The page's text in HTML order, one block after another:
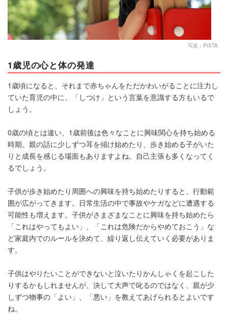
写真：PIXTA
1歳児の心と体の発達
1歳頃になると、それまで赤ちゃんをただかわいがることに注力し
ていた育児の中に、「しつけ」という言葉を意識する方もいるで
しょう。
0歳の頃とは違い、1歳前後は色々なことに興味関心を持ち始める
時期。親の話に少しずつ耳を傾け始めたり、歩き始める子がいた
りと成長を感じる場面もありますよね。自己主張も多くなってく
るでしょう。
子供が歩き始めたり周囲への興味を持ち始めたりすると、行動範
囲が広がってきます。日常生活の中で事故やケガなどに遭遇する
可能性も増えます。子供がさまざまなことに興味を持ち始めたら
「これはやってもよい」、「これは危険だからやめておこう」な
ど家庭内でのルールを決めて、繰り返し伝えていく必要がありま
す。
子供はやりたいことができないと泣いたりかんしゃくを起こした
りするかもしれませんが、決して大声で叱るのではなく、親が少
しずつ物事の「よい」、「悪い」を教えてあげられるとよいです
ね。